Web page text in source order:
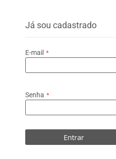
Já sou cadastrado
E-mail
Senha
Entrar